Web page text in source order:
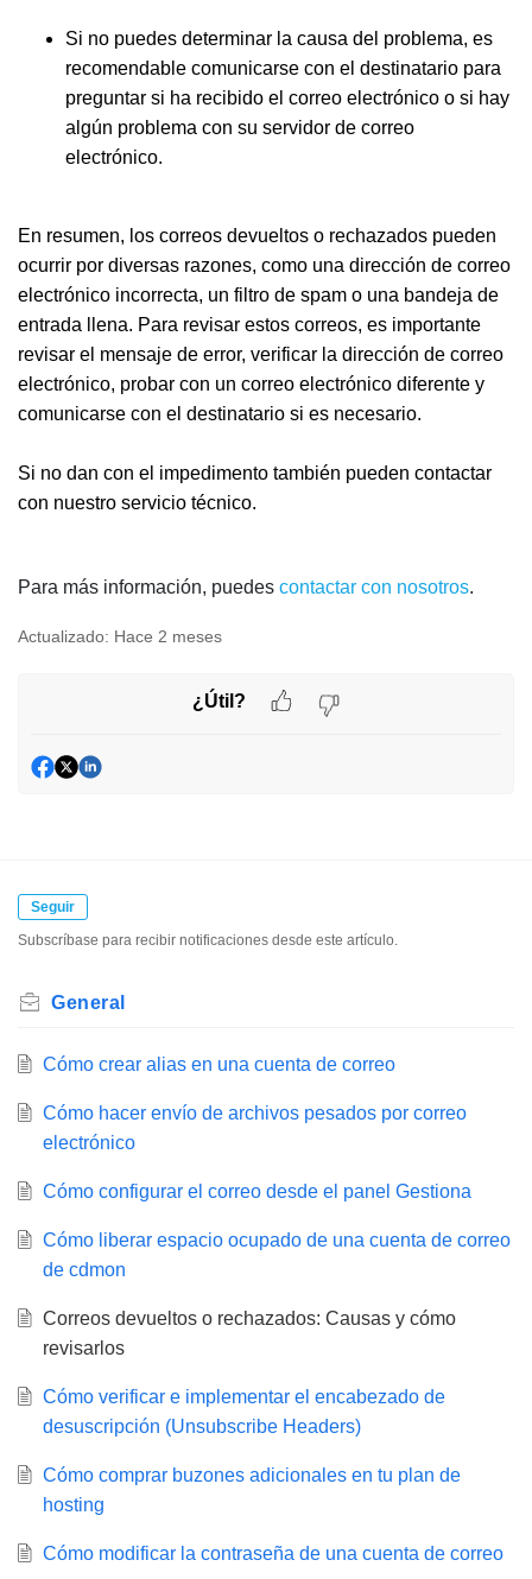
Si no puedes determinar la causa del problema, es
recomendable comunicarse con el destinatario para
preguntar si ha recibido el correo electrónico o si hay
algún problema con su servidor de correo
electrónico.
En resumen, los correos devueltos o rechazados pueden
ocurrir por diversas razones, como una dirección de correo
electrónico incorrecta, un filtro de spam o una bandeja de
entrada llena. Para revisar estos correos, es importante
revisar el mensaje de error, verificar la dirección de correo
electrónico, probar con un correo electrónico diferente y
comunicarse con el destinatario si es necesario.
Si no dan con el impedimento también pueden contactar
con nuestro servicio técnico.
Para más información, puedes contactar con nosotros.
Actualizado: Hace 2 meses
¿Útil?
Seguir
Subscríbase para recibir notificaciones desde este artículo.
General
Cómo crear alias en una cuenta de correo
Cómo hacer envío de archivos pesados por correo
electrónico
Cómo configurar el correo desde el panel Gestiona
Cómo liberar espacio ocupado de una cuenta de correo
de cdmon
Correos devueltos o rechazados: Causas y cómo
revisarlos
Cómo verificar e implementar el encabezado de
desuscripción (Unsubscribe Headers)
Cómo comprar buzones adicionales en tu plan de
hosting
Cómo modificar la contraseña de una cuenta de correo